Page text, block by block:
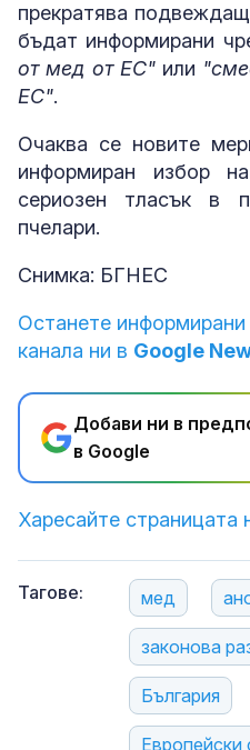
прекратява
бъдат информирани
от мед от ЕС"или
ЕС".
Очаква се новите
информиран избор
сериозен тласък в
пчелари.
Снимка: БГНЕС
Останете
канала ни в Google
Добави ни в
в Google
Харесайте страницата
Тагове: мед
законова
България
Европейски